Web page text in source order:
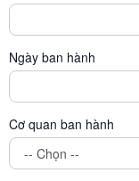
Ngày ban hành
Cơ quan ban hành